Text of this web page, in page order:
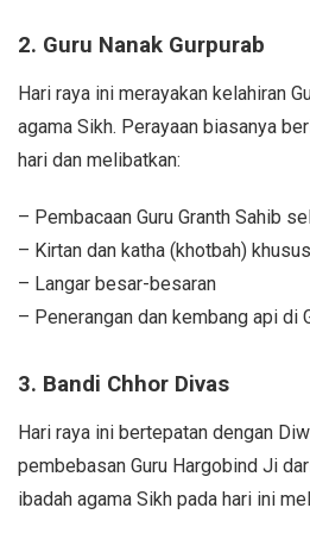
2. Guru Nanak Gurpurab
Hari raya ini merayakan kelahiran
agama Sikh. Perayaan biasanya
hari dan melibatkan:
– Pembacaan Guru Granth Sahib
– Kirtan dan katha (khotbah) khusus
– Langar besar-besaran
– Penerangan dan kembang api di
3. Bandi Chhor Divas
Hari raya ini bertepatan dengan
pembebasan Guru Hargobind Ji
ibadah agama Sikh pada hari ini